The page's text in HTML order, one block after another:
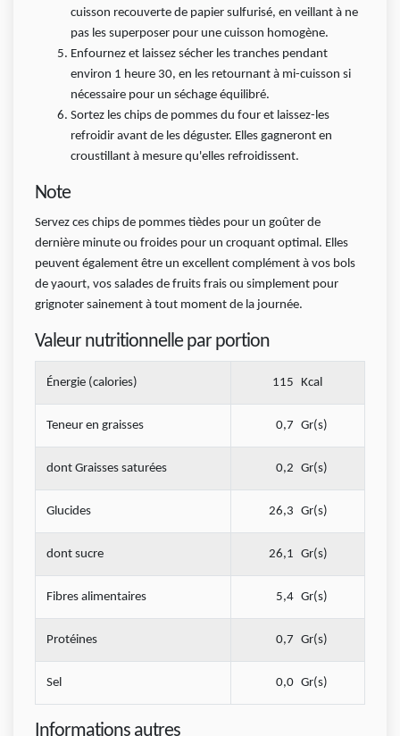
cuisson recouverte de papier sulfurisé, en veillant à ne
pas les superposer pour une cuisson homogène.
Enfournez et laissez sécher les tranches pendant
environ 1 heure 30, en les retournant à mi-cuisson si
nécessaire pour un séchage équilibré.
Sortez les chips de pommes du four et laissez-les
refroidir avant de les déguster. Elles gagneront en
croustillant à mesure qu'elles refroidissent.
Note
Servez ces chips de pommes tièdes pour un goûter de
dernière minute ou froides pour un croquant optimal. Elles
peuvent également être un excellent complément à vos bols
de yaourt, vos salades de fruits frais ou simplement pour
grignoter sainement à tout moment de la journée.
Valeur nutritionnelle par portion
Énergie (calories) 115 Kcal
Teneur en graisses 0,7 Gr(s)
dont Graisses saturées 0,2 Gr(s)
Glucides 26,3 Gr(s)
dont sucre 26,1 Gr(s)
Fibres alimentaires 5,4 Gr(s)
Protéines 0,7 Gr(s)
Sel 0,0 Gr(s)
Informations autres